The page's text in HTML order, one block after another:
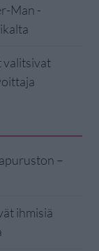
Man -
valitsivat
–
ihmisiä